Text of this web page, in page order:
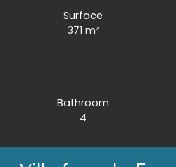
Surface
371 m²
Bathroom
4